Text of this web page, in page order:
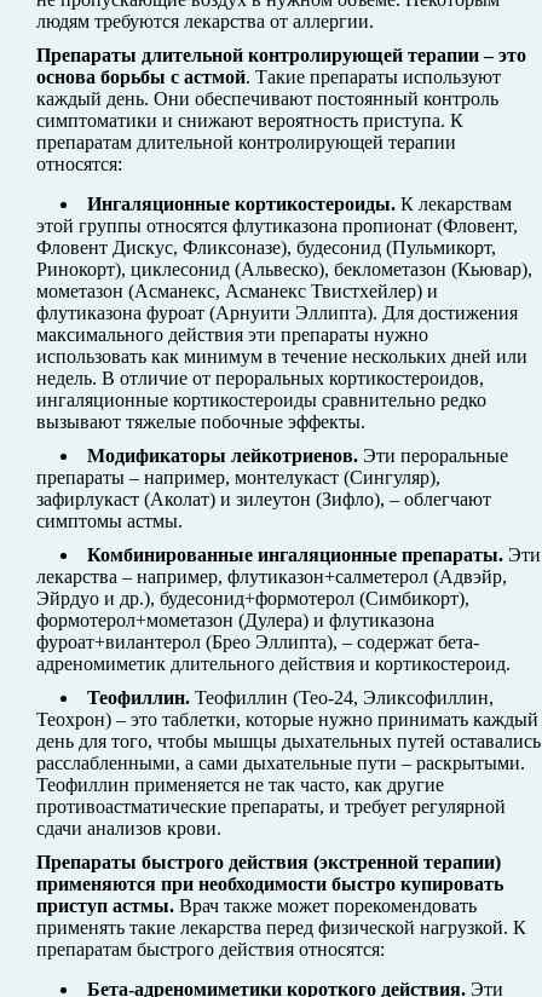
людям требуются лекарства от аллергии.
Препараты длительной контролирующей терапии – это
основа борьбы с астмой. Такие препараты используют
каждый день. Они обеспечивают постоянный контроль
симптоматики и снижают вероятность приступа. К
препаратам длительной контролирующей терапии
относятся:
Ингаляционные кортикостероиды. К лекарствам
этой группы относятся флутиказона пропионат (Фловент,
Фловент Дискус, Фликсоназе), будесонид (Пульмикорт,
Ринокорт), циклесонид (Альвеско), беклометазон (Кьювар),
мометазон (Асманекс, Асманекс Твистхейлер) и
флутиказона фуроат (Арнуити Эллипта). Для достижения
максимального действия эти препараты нужно
использовать как минимум в течение нескольких дней или
недель. В отличие от пероральных кортикостероидов,
ингаляционные кортикостероиды сравнительно редко
вызывают тяжелые побочные эффекты.
Модификаторы лейкотриенов. Эти пероральные
препараты – например, монтелукаст (Сингуляр),
зафирлукаст (Аколат) и зилеутон (Зифло), – облегчают
симптомы астмы.
Комбинированные ингаляционные препараты. Эти
лекарства – например, флутиказон+салметерол (Адвэйр,
Эйрдуо и др.), будесонид+формотерол (Симбикорт),
формотерол+мометазон (Дулера) и флутиказона
фуроат+вилантерол (Брео Эллипта), – содержат бета-
адреномиметик длительного действия и кортикостероид.
Теофиллин. Теофиллин (Тео-24, Эликсофиллин,
Теохрон) – это таблетки, которые нужно принимать каждый
день для того, чтобы мышцы дыхательных путей оставались
расслабленными, а сами дыхательные пути – раскрытыми.
Теофиллин применяется не так часто, как другие
противоастматические препараты, и требует регулярной
сдачи анализов крови.
Препараты быстрого действия (экстренной терапии)
применяются при необходимости быстро купировать
приступ астмы. Врач также может порекомендовать
применять такие лекарства перед физической нагрузкой. К
препаратам быстрого действия относятся:
Бета-адреномиметики короткого действия. Эти